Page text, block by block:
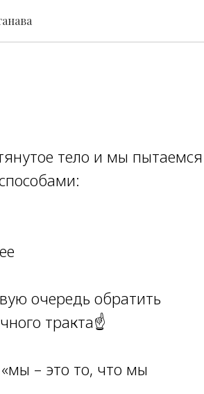
тело и мы пытаемся
очередь обратить
тракта☝️
– это то, что мы